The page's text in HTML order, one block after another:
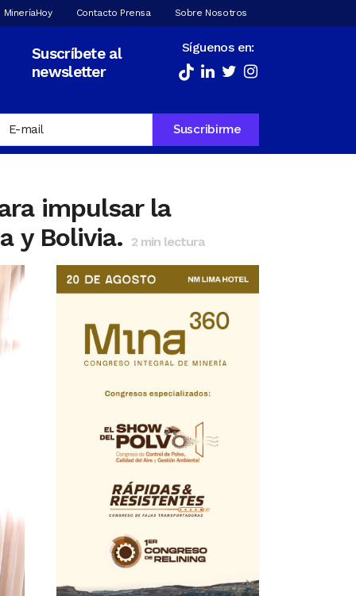
MineríaHoy Contacto Prensa Sobre Nosotros
Suscríbete al
newsletter
Síguenos en:
impulsar la
y Bolivia.
2 min lectura